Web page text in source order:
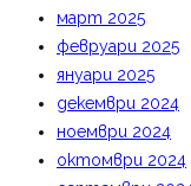
март 2025
февруари 2025
януари 2025
декември 2024
ноември 2024
октомври 2024